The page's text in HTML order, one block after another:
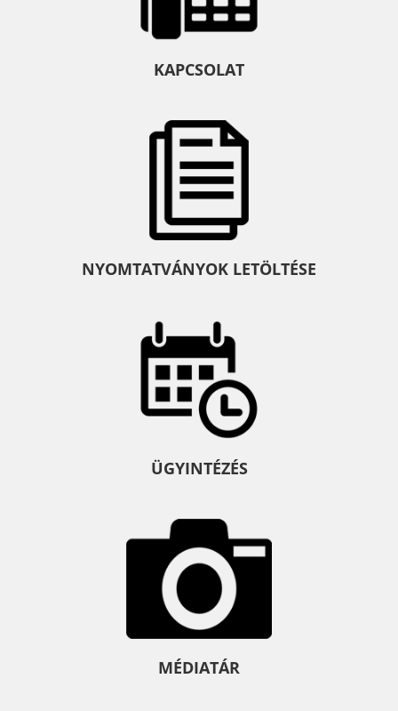
KAPCSOLAT
NYOMTATVÁNYOK LETÖLTÉSE
ÜGYINTÉZÉS
MÉDIATÁR